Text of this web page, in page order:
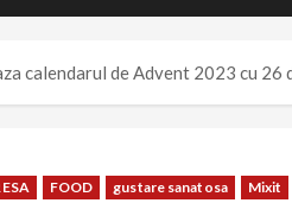
calendarul de Advent 2023 cu 26
FOOD gustare sanatosa Mixit